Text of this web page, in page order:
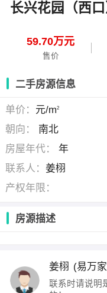
长兴花园（西口
59.70万元
售价
二手房源信息
单价： 元/m2
朝向：
南北
房屋年代：
年
联系人：姜栩
产权年限：
房源描述
姜栩 (易万
联系时请说明